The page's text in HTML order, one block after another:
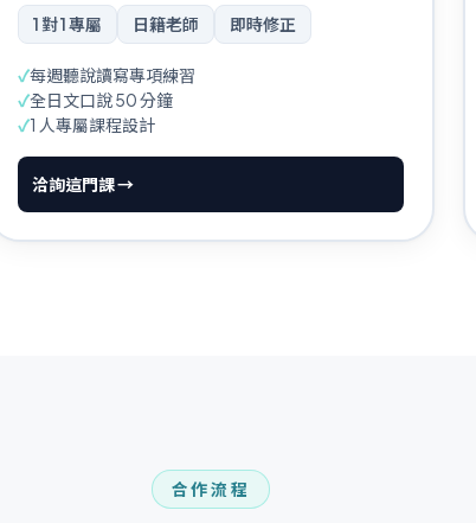
1 對 1 專屬 日籍老師 即時修正
✓每週聽說讀寫專項練習
✓全日文口說 50 分鐘
✓1 人專屬課程設計
洽詢這門課 →
合作流程